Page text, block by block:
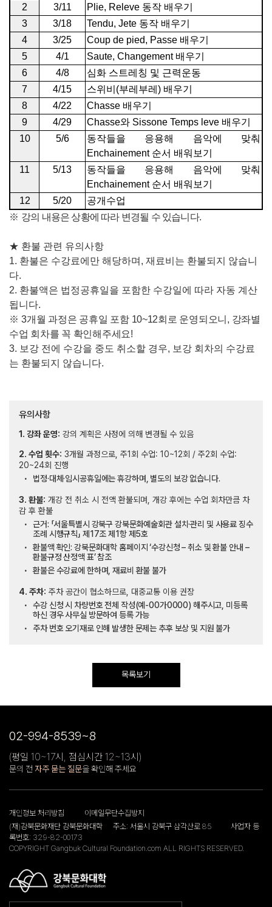
2
3/11 Plie, Releve 동작 배우기
3
3/18 Tendu, Jete 동작 배우기
4
3/25 Coup de pied, Passe 배우기
5
4/1 Saute, Changement 배우기
6
4/8
심화 스트레칭 및 근력운동
7
4/15 스위비 (부레부레 ) 배우기
8
4/22 Chasse 배우기
9
4/29 Chasse와 Sissone Temps leve 배우기
10
5/6
동작들을 응용해 음악에 맞춰
Enchainement 순서 배워보기
11
5/13
동작들을 응용해 음악에 맞춰
Enchainement 순서 배워보기
12
5/20
공개수업
※ 강의 내용은 상황에 따라 변경될 수 있습니다.
★ 환불 관련 유의사항
1. 환불은 수강료에만 해당하며 , 재료비는 환불되지 않습니
다.
2. 환불액은 법정공휴일을 포함한 수강일에 따라 자동 계산
됩니다.
※ 3개 월 과정은 공휴일 포함 10~12회로 운영되오니 , 강좌별
수업 회차를 꼭 확인해주세요!
3. 보강 전에 수강을 중도 취소할 경우, 보강 회차의 수강료
는 환불되지 않습니다.
유의사항
1. 강좌 운영: 강의 계획은 사정에 의해 변경될 수 있음
2. 수업 횟수: 3개월 과정으로, 주1회 수업: 10~12회 / 주2회 수업:
20~24회 진행
법정·대체·임시공휴일에는 휴강하며, 별도의 보강 없습니다.
3. 환불: 개강 전 취소 시 전액 환불되며, 개강 후에는 수업 회차만큼 차
감 후 환불
근거: 「서울특별시 강북구 강북문화예술회관 설치·관리 및 사용료 징수
조례 시행규칙」 제17조 제1항 제5호
환불액 확인: 강북문화대학 홈페이지 ‘수강신청 – 취소 및 환불 안내 –
환불규정 산정액 표’ 참조
환불은 수강료에 한하며, 재료비 환불 불가
4. 주차: 주차 공간이 협소하므로, 대중교통 이용 권장
수강 신청 시 차량번호 전체 작성(예-00가0000) 해주시고, 미등록
하신 경우 사무실 방문하여 등록 가능
주차 번호 오기재로 인해 발생한 문제는 추후 보상 및 지원 불가
목록보기
02-994-8539~8
(평일 10~17시, 점심시간 12~13시)
문의 전 자주 묻는 질문을 확인해 주세요
개인정보 처리방침
이메일무단수집방지
(재)강북문화재단 강북문화대학
주소: 서울시 강북구 삼각산로 85
사업자 등
록번호: 329-82-00173
COPYRIGHT Gangbuk Cultural Foundation.com ALL RIGHTS RESERVED.